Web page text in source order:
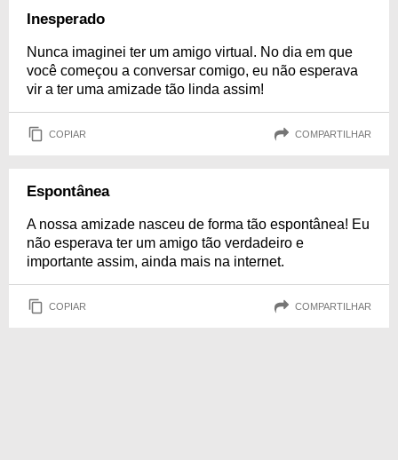
Inesperado
Nunca imaginei ter um amigo virtual. No dia em que
você começou a conversar comigo, eu não esperava
vir a ter uma amizade tão linda assim!
COPIAR COMPARTILHAR
Espontânea
A nossa amizade nasceu de forma tão espontânea! Eu
não esperava ter um amigo tão verdadeiro e
importante assim, ainda mais na internet.
COPIAR COMPARTILHAR